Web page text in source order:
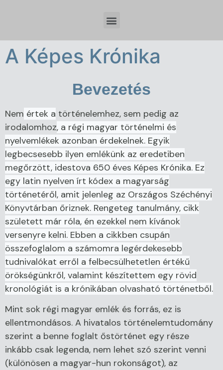
A Képes Krónika
Bevezetés
Nem értek a történelemhez, sem pedig az
irodalomhoz, a régi magyar történelmi és
nyelvemlékek azonban érdekelnek. Egyik
legbecsesebb ilyen emlékünk az eredetiben
megőrzött, idestova 650 éves Képes Krónika. Ez
egy latin nyelven írt kódex a magyarság
történetéről, amit jelenleg az Országos Széchényi
Könyvtárban őriznek. Rengeteg tanulmány, cikk
született már róla, én ezekkel nem kívánok
versenyre kelni. Ebben a cikkben csupán
összefoglalom a számomra legérdekesebb
tudnivalókat erről a felbecsülhetetlen értékű
örökségünkről, valamint készítettem egy rövid
kronológiát is a krónikában olvasható történetből.
Mint sok régi magyar emlék és forrás, ez is
ellentmondásos. A hivatalos történelemtudomány
szerint a benne foglalt őstörténet egy része
inkább csak legenda, nem lehet szó szerint venni
(különösen a magyar-hun rokonságot), az